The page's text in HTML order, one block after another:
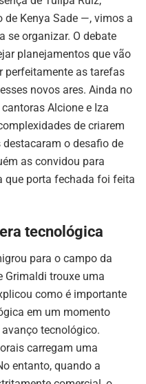
de Kenya Sade —, vimos a
se organizar. O debate
planejamentos que vão
perfeitamente as tarefas
novos ares. Ainda no
Alcione e Iza
de criarem
o desafio de
as convidou para
que porta fechada foi feita
tecnológica
para o campo da
Grimaldi trouxe uma
como é importante
em um momento
tecnológico.
carregam uma
entanto, quando a